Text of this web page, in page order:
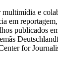
multimídia e
em
publicados
for